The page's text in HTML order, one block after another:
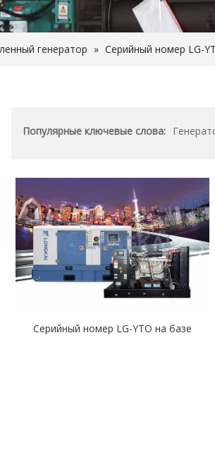
генератор » Серийный номер LG-
Популярные ключевые слова:
Серийный номер LG-YTO на базе